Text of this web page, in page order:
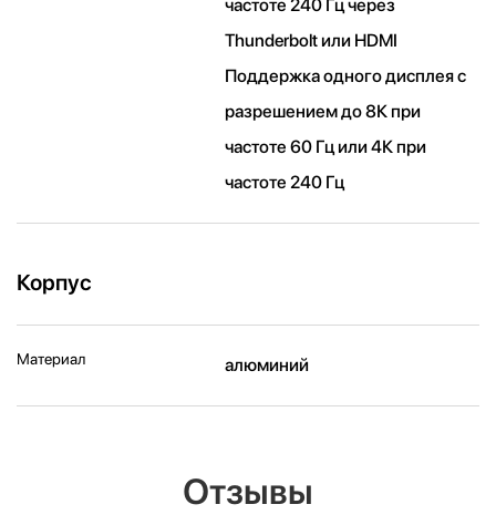
частоте 240 Гц через
Thunderbolt или HDMI
Поддержка одного дисплея с
разрешением до 8К при
частоте 60 Гц или 4К при
частоте 240 Гц
Корпус
Материал алюминий
Отзывы